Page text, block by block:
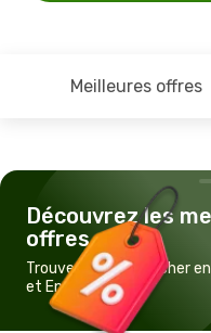
Meilleures offres
Découvrez les
offres
Trouvez un vol pas cher
et Entebbe